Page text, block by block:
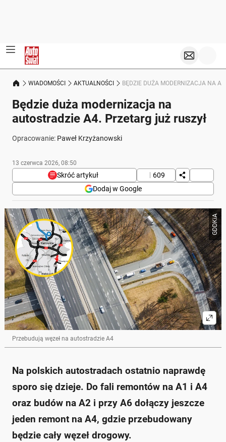
WIADOMOŚCI AKTUALNOŚCI BĘDZIE DUŻA MODERNIZACJA NA
Będzie duża modernizacja na
autostradzie A4. Przetarg już ruszył
Opracowanie: Paweł Krzyżanowski
13 czerwca 2026, 08:50
Skróć artykuł
609
Dodaj w Google
Poniżej streszczenie artykułu:
Skrót przygotowany przez Onet Czat z AI, może zawierać błędy.
Na autostradzie A4 planowana jest modernizacja
węzła drogowego w Chorzowie.
Ogłoszono przetarg na przebudowę układu
komunikacyjnego w rejonie skrzyżowania z ulicami
Batorego i Oświęcimską.
Inwestycja ma na celu zwiększenie bezpieczeństwa i
płynności ruchu.
Zakres prac obejmuje przebudowę łącznic,
wydłużenie pasa do skrętu w lewo oraz instalację
sygnalizacji świetlnej.
a kryteria oceny ofert to cena oraz długość
gwarancji.
Zapytaj o więcej Onet Czat z AI
GDDKiA
Przebudują węzeł na autostradzie A4
Na polskich autostradach ostatnio naprawdę
sporo się dzieje. Do fali remontów na A1 i A4
oraz budów na A2 i przy A6 dołączy jeszcze
jeden remont na A4, gdzie przebudowany
będzie cały węzeł drogowy.